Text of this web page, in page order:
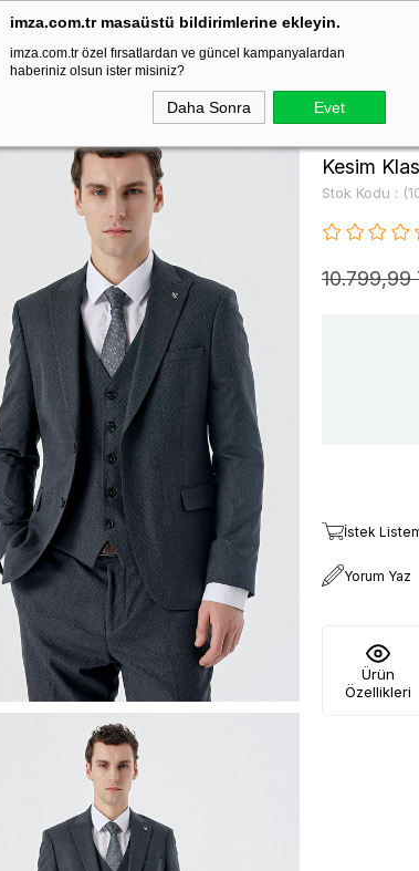
imza.com.tr masaüstü bildirimlerine ekleyin.
imza.com.tr özel fırsatlardan ve güncel kampanyalardan
haberiniz olsun ister misiniz?
Daha Sonra Evet
Yaka Yelekli 6 Drop Slim Fit Dar Kesim Klasik Takım Elbise
Lacivert
Kesim
Stok Kodu
10.799,99
İstek
Yorum Yaz
Ürün
Özellikleri